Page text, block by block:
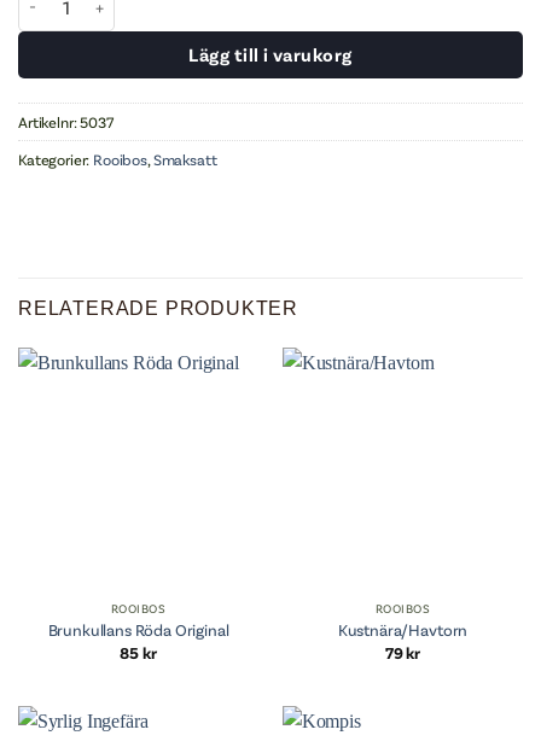
Lägg till i varukorg
Artikelnr:5037
Kategorier: Rooibos,Smaksatt
RELATERADE PRODUKTER
ROOIBOS
Brunkullans Röda Original
85kr
ROOIBOS
Kustnära/Havtorn
79kr